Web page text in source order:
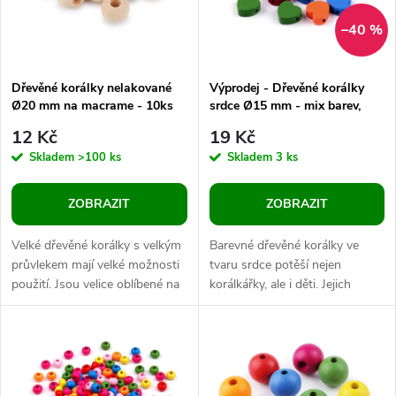
p
r
o
d
u
s
p
r
o
d
u
Dřevěné korálky nelakované
Ø20 mm na macrame - 10ks
12 Kč
Skladem >100 ks
ZOBRAZIT
Velké dřevěné korálky s velkým
průvlekem mají velké možnosti
použití. Jsou velice oblíbené na
macrame i v kombinaci s
–40 %
Výprodej - Dřevěné korálky
srdce Ø15 mm - mix barev,
19 Kč
Skladem 3 ks
ZOBRAZIT
Barevné dřevěné korálky ve
tvaru srdce potěší nejen
korálkářky, ale i děti. Jejich
velikou výhodou je lehký